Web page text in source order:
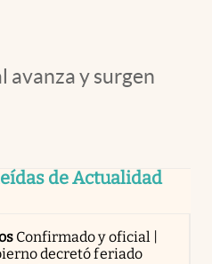
avanza y surgen
de Actualidad
Confirmado y oficial |
decretó feriado